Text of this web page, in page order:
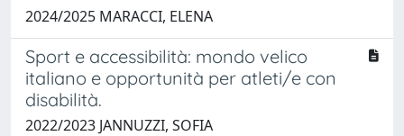
2024/2025 MARACCI, ELENA
Sport e accessibilità: mondo velico
italiano e opportunità per atleti/e con
disabilità.
2022/2023 JANNUZZI, SOFIA